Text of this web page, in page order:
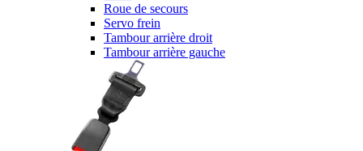
Roue de secours
Servo frein
Tambour arrière droit
Tambour arrière gauche